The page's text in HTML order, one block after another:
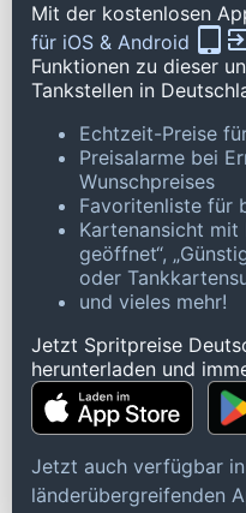
Mit der kostenlosen
für iOS & Android
Funktionen zu dieser
Tankstellen in
Echtzeit-Preise
Preisalarme bei
Wunschpreises
Favoritenliste für
Kartenansicht mit
geöffnet“,
oder
und vieles mehr!
Jetzt Spritpreise
herunterladen und
Jetzt auch verfügbar
länderübergreifenden